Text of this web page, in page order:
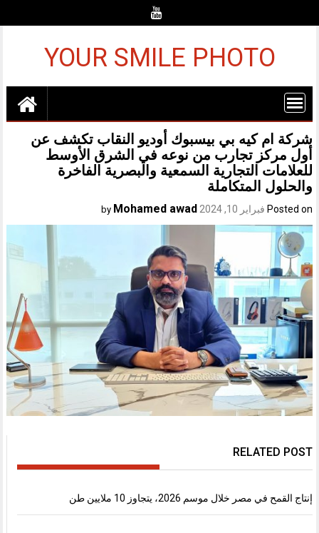
YOUR SMILE PHOTO
شركة ام كيه بي بيسبوك أوديو النقاب تكشف عن
أول مركز تجارب من نوعه في الشرق الأوسط
للعلامات التجارية السمعية والبصرية الفاخرة
والحلول المتكاملة
Posted on فبراير 10, 2024 Mohamed awad
RELATED POST
إنتاج القمح في مصر خلال موسم 2026، يتجاوز 10 ملايين طن